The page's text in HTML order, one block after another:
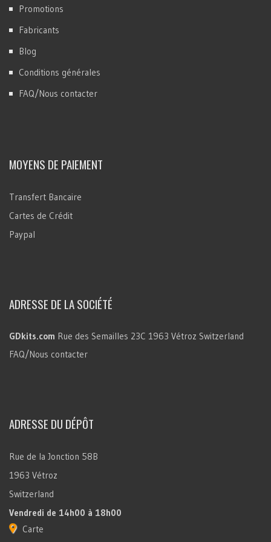
Promotions
Fabricants
Blog
Conditions générales
FAQ/Nous contacter
MOYENS DE PAIEMENT
Transfert Bancaire
Cartes de Crédit
Paypal
ADRESSE DE LA SOCIÉTÉ
GDkits.com Rue des Semailles 23C 1963 Vétroz Switzerland
FAQ/Nous contacter
ADRESSE DU DÉPÔT
Rue de la Jonction 58B
1963 Vétroz
Switzerland
Vendredi de 14h00 à 18h00
Carte